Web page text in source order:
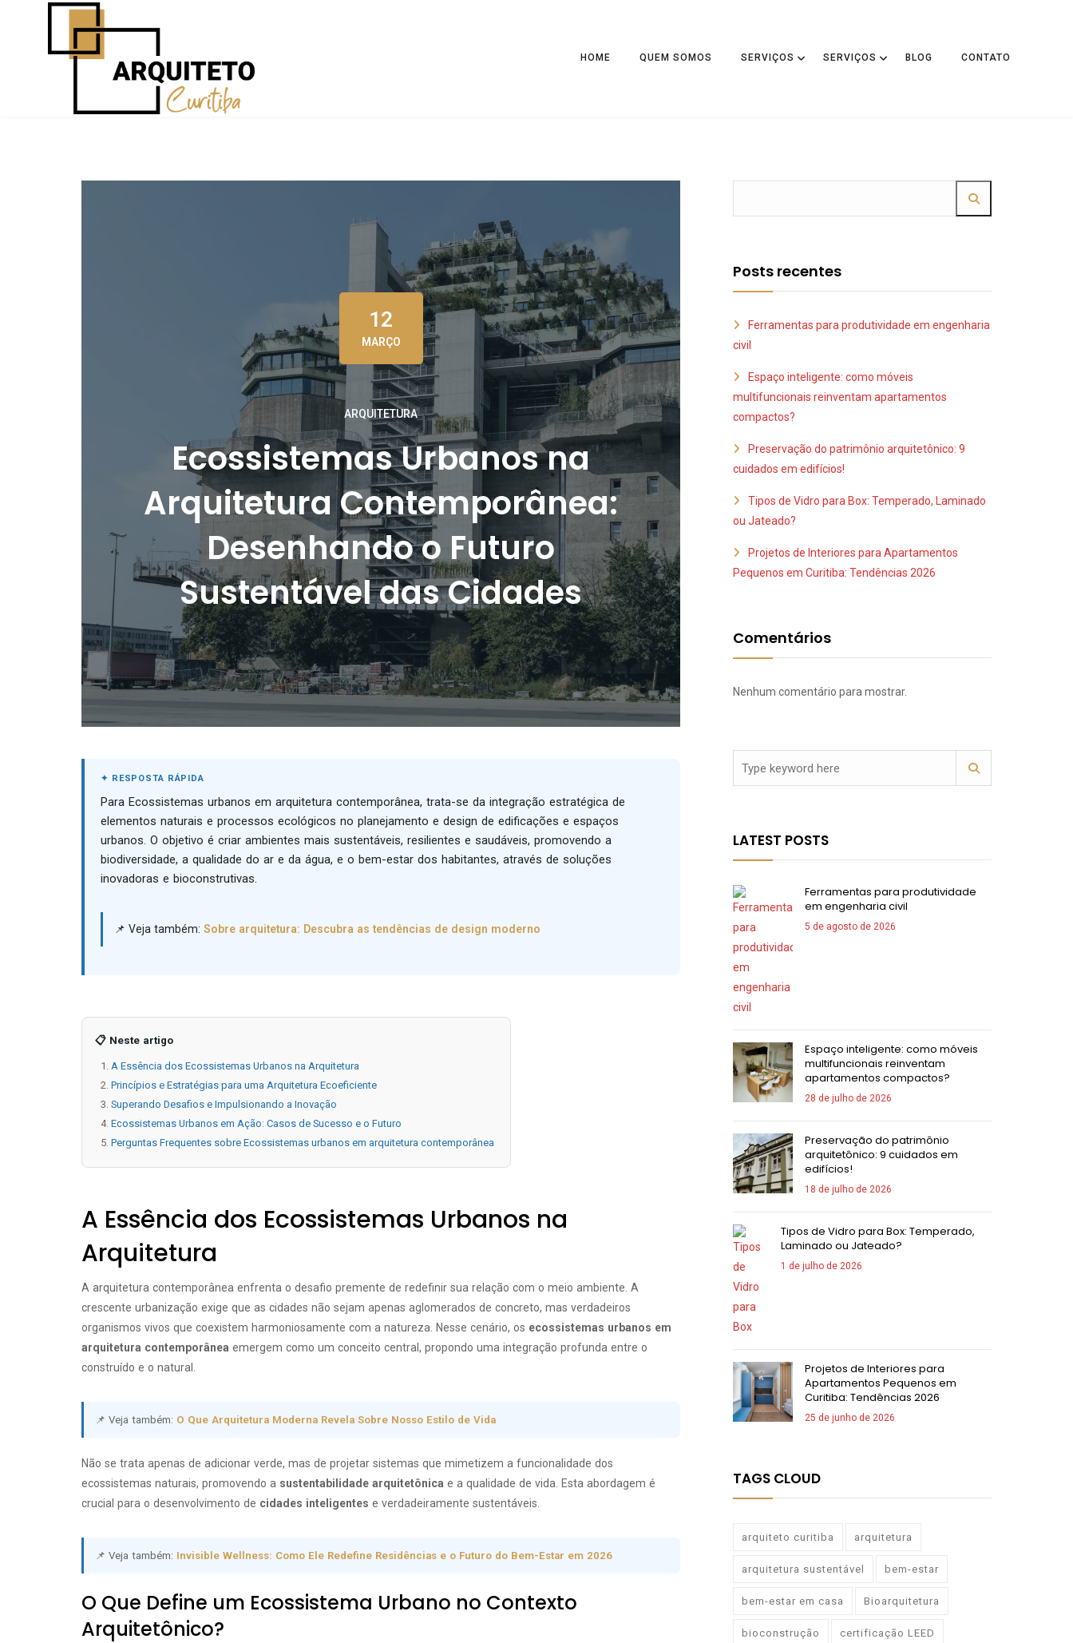
HOME QUEM SOMOS SERVIÇOS SERVIÇOS BLOG CONTATO
12
MARÇO
ARQUITETURA
Ecossistemas Urbanos na
Arquitetura Contemporânea:
Desenhando o Futuro
Sustentável das Cidades
Para Ecossistemas urbanos em arquitetura contemporânea, trata-se da integração estratégica de
elementos naturais e processos ecológicos no planejamento e design de edificações e espaços
urbanos. O objetivo é criar ambientes mais sustentáveis, resilientes e saudáveis, promovendo a
biodiversidade, a qualidade do ar e da água, e o bem-estar dos habitantes, através de soluções
inovadoras e bioconstrutivas.
📌 Veja também: Sobre arquitetura: Descubra as tendências de design moderno
📋 Neste artigo
A Essência dos Ecossistemas Urbanos na Arquitetura
Princípios e Estratégias para uma Arquitetura Ecoeficiente
Superando Desafios e Impulsionando a Inovação
Ecossistemas Urbanos em Ação: Casos de Sucesso e o Futuro
Perguntas Frequentes sobre Ecossistemas urbanos em arquitetura contemporânea
A Essência dos Ecossistemas Urbanos na
Arquitetura
A arquitetura contemporânea enfrenta o desafio premente de redefinir sua relação com o meio ambiente. A
crescente urbanização exige que as cidades não sejam apenas aglomerados de concreto, mas verdadeiros
organismos vivos que coexistem harmoniosamente com a natureza. Nesse cenário, os ecossistemas urbanos em
arquitetura contemporânea emergem como um conceito central, propondo uma integração profunda entre o
construído e o natural.
📌 Veja também: O Que Arquitetura Moderna Revela Sobre Nosso Estilo de Vida
Não se trata apenas de adicionar verde, mas de projetar sistemas que mimetizem a funcionalidade dos
ecossistemas naturais, promovendo a sustentabilidade arquitetônica e a qualidade de vida. Esta abordagem é
crucial para o desenvolvimento de cidades inteligentes e verdadeiramente sustentáveis.
📌 Veja também: Invisible Wellness: Como Ele Redefine Residências e o Futuro do Bem-Estar em 2026
O Que Define um Ecossistema Urbano no Contexto
Arquitetônico?
Posts recentes
Ferramentas para produtividade em engenharia
civil
Espaço inteligente: como móveis
multifuncionais reinventam apartamentos
compactos?
Preservação do patrimônio arquitetônico: 9
cuidados em edifícios!
Tipos de Vidro para Box: Temperado, Laminado
ou Jateado?
Projetos de Interiores para Apartamentos
Pequenos em Curitiba: Tendências 2026
Comentários
Nenhum comentário para mostrar.
LATEST POSTS
Ferramentas para produtividade
em engenharia civil
5 de agosto de 2026
Espaço inteligente: como móveis
multifuncionais reinventam
apartamentos compactos?
28 de julho de 2026
Preservação do patrimônio
arquitetônico: 9 cuidados em
edifícios!
18 de julho de 2026
Tipos de Vidro para Box: Temperado,
Laminado ou Jateado?
1 de julho de 2026
Projetos de Interiores para
Apartamentos Pequenos em
Curitiba: Tendências 2026
25 de junho de 2026
TAGS CLOUD
arquiteto curitiba arquitetura
arquitetura sustentável bem-estar
bem-estar em casa Bioarquitetura
bioconstrução certificação LEED